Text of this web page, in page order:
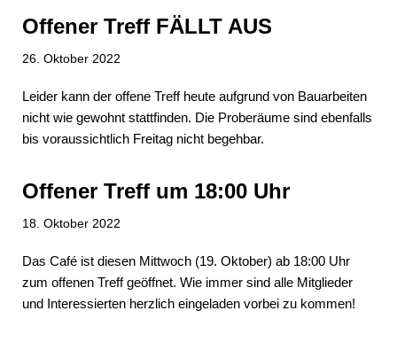
Offener Treff FÄLLT AUS
26. Oktober 2022
Leider kann der offene Treff heute aufgrund von Bauarbeiten
nicht wie gewohnt stattfinden. Die Proberäume sind ebenfalls
bis voraussichtlich Freitag nicht begehbar.
Offener Treff um 18:00 Uhr
18. Oktober 2022
Das Café ist diesen Mittwoch (19. Oktober) ab 18:00 Uhr
zum offenen Treff geöffnet. Wie immer sind alle Mitglieder
und Interessierten herzlich eingeladen vorbei zu kommen!